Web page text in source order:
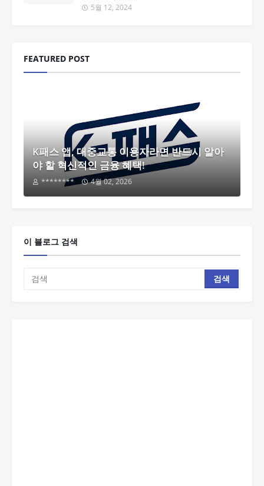
5월 12, 2024
FEATURED POST
K패스 앱, 대중교통 이용자라면 반드시 알아
야 할 혁신적인 금융 혜택!
******** 4월 02, 2026
이 블로그 검색